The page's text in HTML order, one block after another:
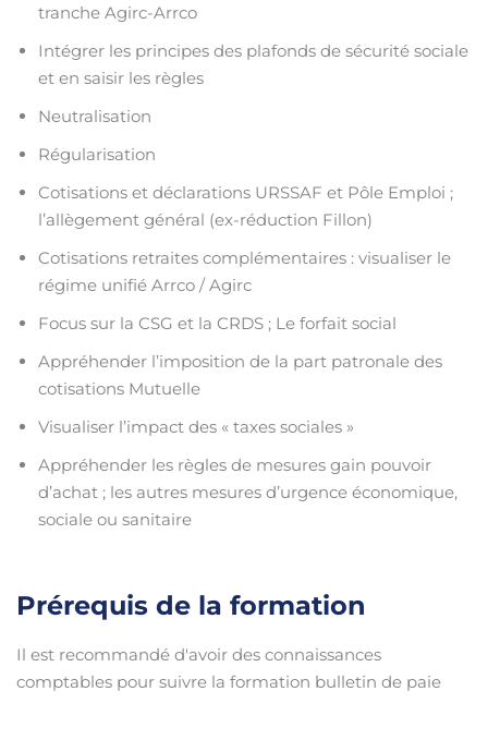
tranche Agirc-Arrco
Intégrer les principes des plafonds de sécurité sociale
et en saisir les règles
Neutralisation
Régularisation
Cotisations et déclarations URSSAF et Pôle Emploi ;
l’allègement général (ex-réduction Fillon)
Cotisations retraites complémentaires : visualiser le
régime unifié Arrco / Agirc
Focus sur la CSG et la CRDS ; Le forfait social
Appréhender l’imposition de la part patronale des
cotisations Mutuelle
Visualiser l’impact des « taxes sociales »
Appréhender les règles de mesures gain pouvoir
d’achat ; les autres mesures d’urgence économique,
sociale ou sanitaire
Prérequis de la formation
Il est recommandé d'avoir des connaissances
comptables pour suivre la formation bulletin de paie